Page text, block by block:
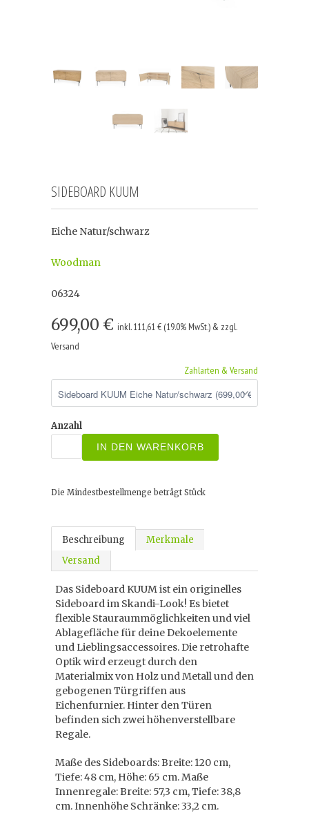
SIDEBOARD KUUM
Eiche Natur/schwarz
Woodman
06324
699,00 € inkl. 111,61 € (19.0% MwSt.) & zzgl.
Versand
Zahlarten & Versand
Anzahl
IN DEN WARENKORB
Die Mindestbestellmenge beträgt Stück
Beschreibung
Merkmale
Versand
Das Sideboard KUUM ist ein originelles
Sideboard im Skandi-Look! Es bietet
flexible Stauraummöglichkeiten und viel
Ablagefläche für deine Dekoelemente
und Lieblingsaccessoires. Die retrohafte
Optik wird erzeugt durch den
Materialmix von Holz und Metall und den
gebogenen Türgriffen aus
Eichenfurnier. Hinter den Türen
befinden sich zwei höhenverstellbare
Regale.
Maße des Sideboards: Breite: 120 cm,
Tiefe: 48 cm, Höhe: 65 cm. Maße
Innenregale: Breite: 57,3 cm, Tiefe: 38,8
cm. Innenhöhe Schränke: 33,2 cm.